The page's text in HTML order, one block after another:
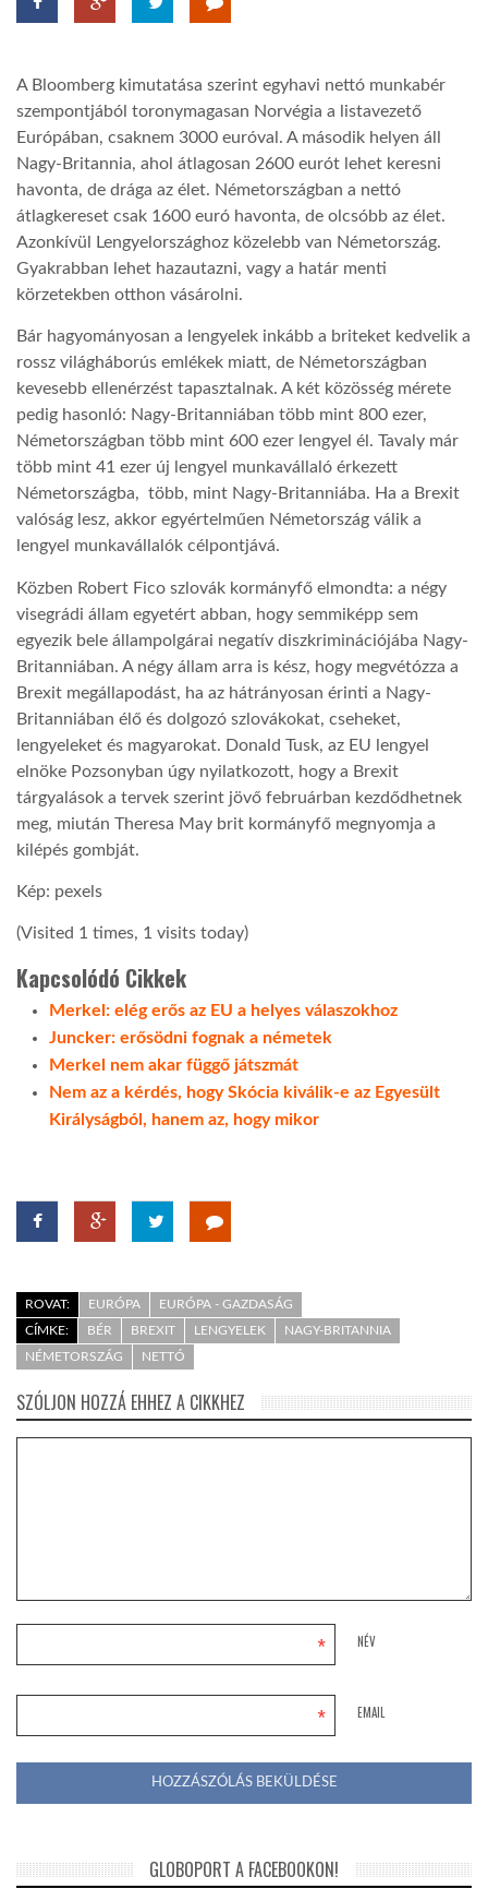
AFRIKA TUDÁSTÁR
A NAP SZÉPE
LINKTR.EE
GLOBOZSARU
DOBRAVERO.HU
GLOBOBOOK
A Bloomberg kimutatása szerint egyhavi nettó munkabér
szempontjából toronymagasan Norvégia a listavezető
Európában, csaknem 3000 euróval. A második helyen áll
Nagy-Britannia, ahol átlagosan 2600 eurót lehet keresni
havonta, de drága az élet. Németországban a nettó
átlagkereset csak 1600 euró havonta, de olcsóbb az élet.
Azonkívül Lengyelországhoz közelebb van Németország.
Gyakrabban lehet hazautazni, vagy a határ menti
körzetekben otthon vásárolni.
Bár hagyományosan a lengyelek inkább a briteket kedvelik a
rossz világháborús emlékek miatt, de Németországban
kevesebb ellenérzést tapasztalnak. A két közösség mérete
pedig hasonló: Nagy-Britanniában több mint 800 ezer,
Németországban több mint 600 ezer lengyel él. Tavaly már
több mint 41 ezer új lengyel munkavállaló érkezett
Németországba, több, mint Nagy-Britanniába. Ha a Brexit
valóság lesz, akkor egyértelműen Németország válik a
lengyel munkavállalók célpontjává.
Közben Robert Fico szlovák kormányfő elmondta: a négy
visegrádi állam egyetért abban, hogy semmiképp sem
egyezik bele állampolgárai negatív diszkriminációjába Nagy-
Britanniában. A négy állam arra is kész, hogy megvétózza a
Brexit megállapodást, ha az hátrányosan érinti a Nagy-
Britanniában élő és dolgozó szlovákokat, cseheket,
lengyeleket és magyarokat. Donald Tusk, az EU lengyel
elnöke Pozsonyban úgy nyilatkozott, hogy a Brexit
tárgyalások a tervek szerint jövő februárban kezdődhetnek
meg, miután Theresa May brit kormányfő megnyomja a
kilépés gombját.
Kép: pexels
(Visited 1 times, 1 visits today)
Kapcsolódó Cikkek
Merkel: elég erős az EU a helyes válaszokhoz
Juncker: erősödni fognak a németek
Merkel nem akar függő játszmát
Nem az a kérdés, hogy Skócia kiválik-e az Egyesült
Királyságból, hanem az, hogy mikor
ROVAT: EURÓPA
EURÓPA - GAZDASÁG
CÍMKE:
BÉR BREXIT LENGYELEK
NAGY-BRITANNIA
NÉMETORSZÁG
NETTÓ
SZÓLJON HOZZÁ EHHEZ A CIKKHEZ
NÉV
*
EMAIL
*
GLOBOPORT A FACEBOOKON!